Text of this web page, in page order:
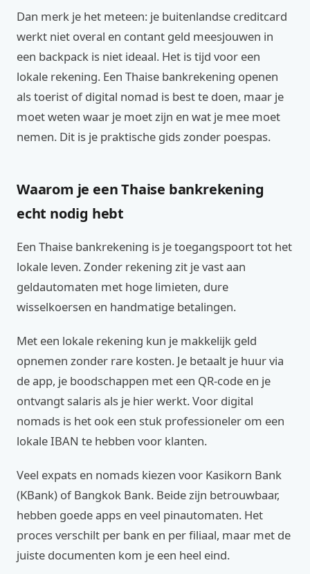
Dan merk je het meteen: je buitenlandse creditcard
werkt niet overal en contant geld meesjouwen in
een backpack is niet ideaal. Het is tijd voor een
lokale rekening. Een Thaise bankrekening openen
als toerist of digital nomad is best te doen, maar je
moet weten waar je moet zijn en wat je mee moet
nemen. Dit is je praktische gids zonder poespas.
Waarom je een Thaise bankrekening
echt nodig hebt
Een Thaise bankrekening is je toegangspoort tot het
lokale leven. Zonder rekening zit je vast aan
geldautomaten met hoge limieten, dure
wisselkoersen en handmatige betalingen.
Met een lokale rekening kun je makkelijk geld
opnemen zonder rare kosten. Je betaalt je huur via
de app, je boodschappen met een QR-code en je
ontvangt salaris als je hier werkt. Voor digital
nomads is het ook een stuk professioneler om een
lokale IBAN te hebben voor klanten.
Veel expats en nomads kiezen voor Kasikorn Bank
(KBank) of Bangkok Bank. Beide zijn betrouwbaar,
hebben goede apps en veel pinautomaten. Het
proces verschilt per bank en per filiaal, maar met de
juiste documenten kom je een heel eind.